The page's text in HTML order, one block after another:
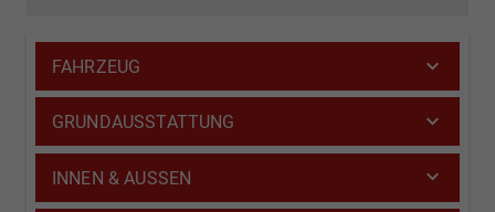
FAHRZEUG
GRUNDAUSSTATTUNG
INNEN & AUSSEN